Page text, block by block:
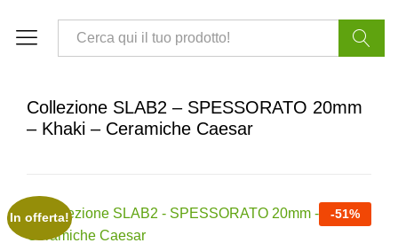
Collezione SLAB2 – SPESSORATO 20mm
– Khaki – Ceramiche Caesar
In offerta! -51%